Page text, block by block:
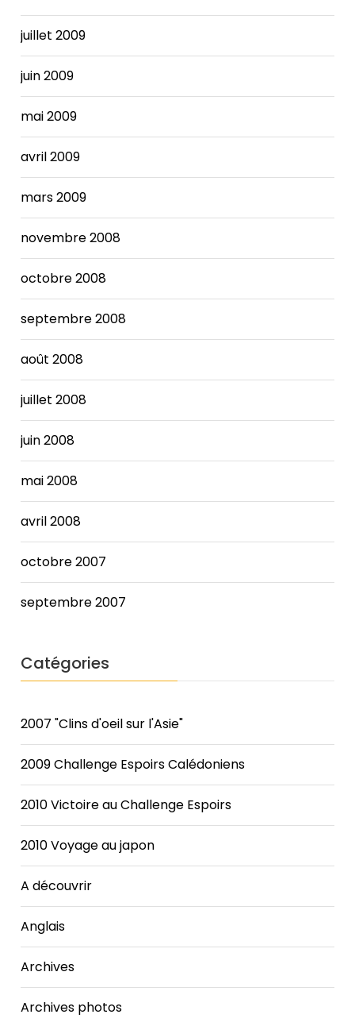
juillet 2009
juin 2009
mai 2009
avril 2009
mars 2009
novembre 2008
octobre 2008
septembre 2008
août 2008
juillet 2008
juin 2008
mai 2008
avril 2008
octobre 2007
septembre 2007
Catégories
2007 "Clins d'oeil sur l'Asie"
2009 Challenge Espoirs Calédoniens
2010 Victoire au Challenge Espoirs
2010 Voyage au japon
A découvrir
Anglais
Archives
Archives photos